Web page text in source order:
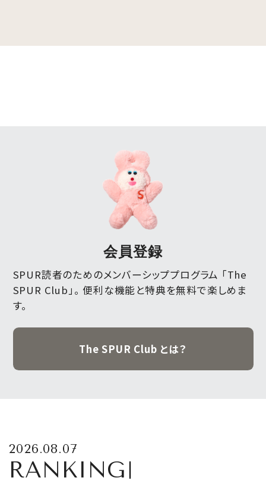
会員登録
SPUR読者のためのメンバーシッププログラム 「The
SPUR Club」。 便利な機能と特典を無料で楽しめま
す。
The SPUR Club とは？
2026.08.07
RANKING